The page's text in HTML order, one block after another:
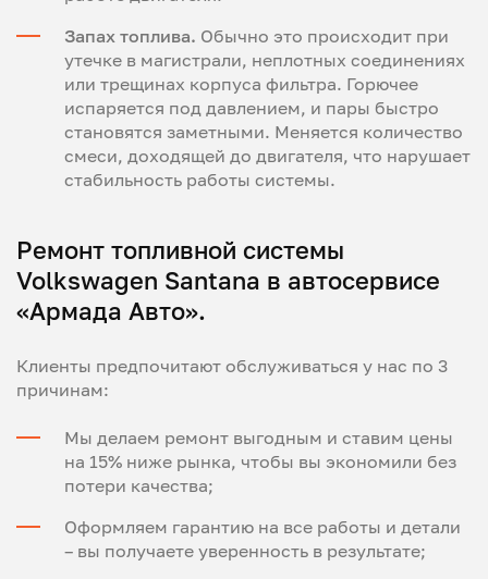
Запах топлива. Обычно это происходит при
утечке в магистрали, неплотных соединениях
или трещинах корпуса фильтра. Горючее
испаряется под давлением, и пары быстро
становятся заметными. Меняется количество
смеси, доходящей до двигателя, что нарушает
стабильность работы системы.
Ремонт топливной системы
Volkswagen Santana в автосервисе
«Армада Авто».
Клиенты предпочитают обслуживаться у нас по 3
причинам:
Мы делаем ремонт выгодным и ставим цены
на 15% ниже рынка, чтобы вы экономили без
потери качества;
Оформляем гарантию на все работы и детали
– вы получаете уверенность в результате;